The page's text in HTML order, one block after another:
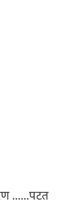
......पटत